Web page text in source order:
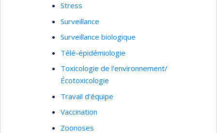
Stress
Surveillance
Surveillance biologique
Télé-épidémiologie
Toxicologie de l'environnement/
Écotoxicologie
Travail d'équipe
Vaccination
Zoonoses